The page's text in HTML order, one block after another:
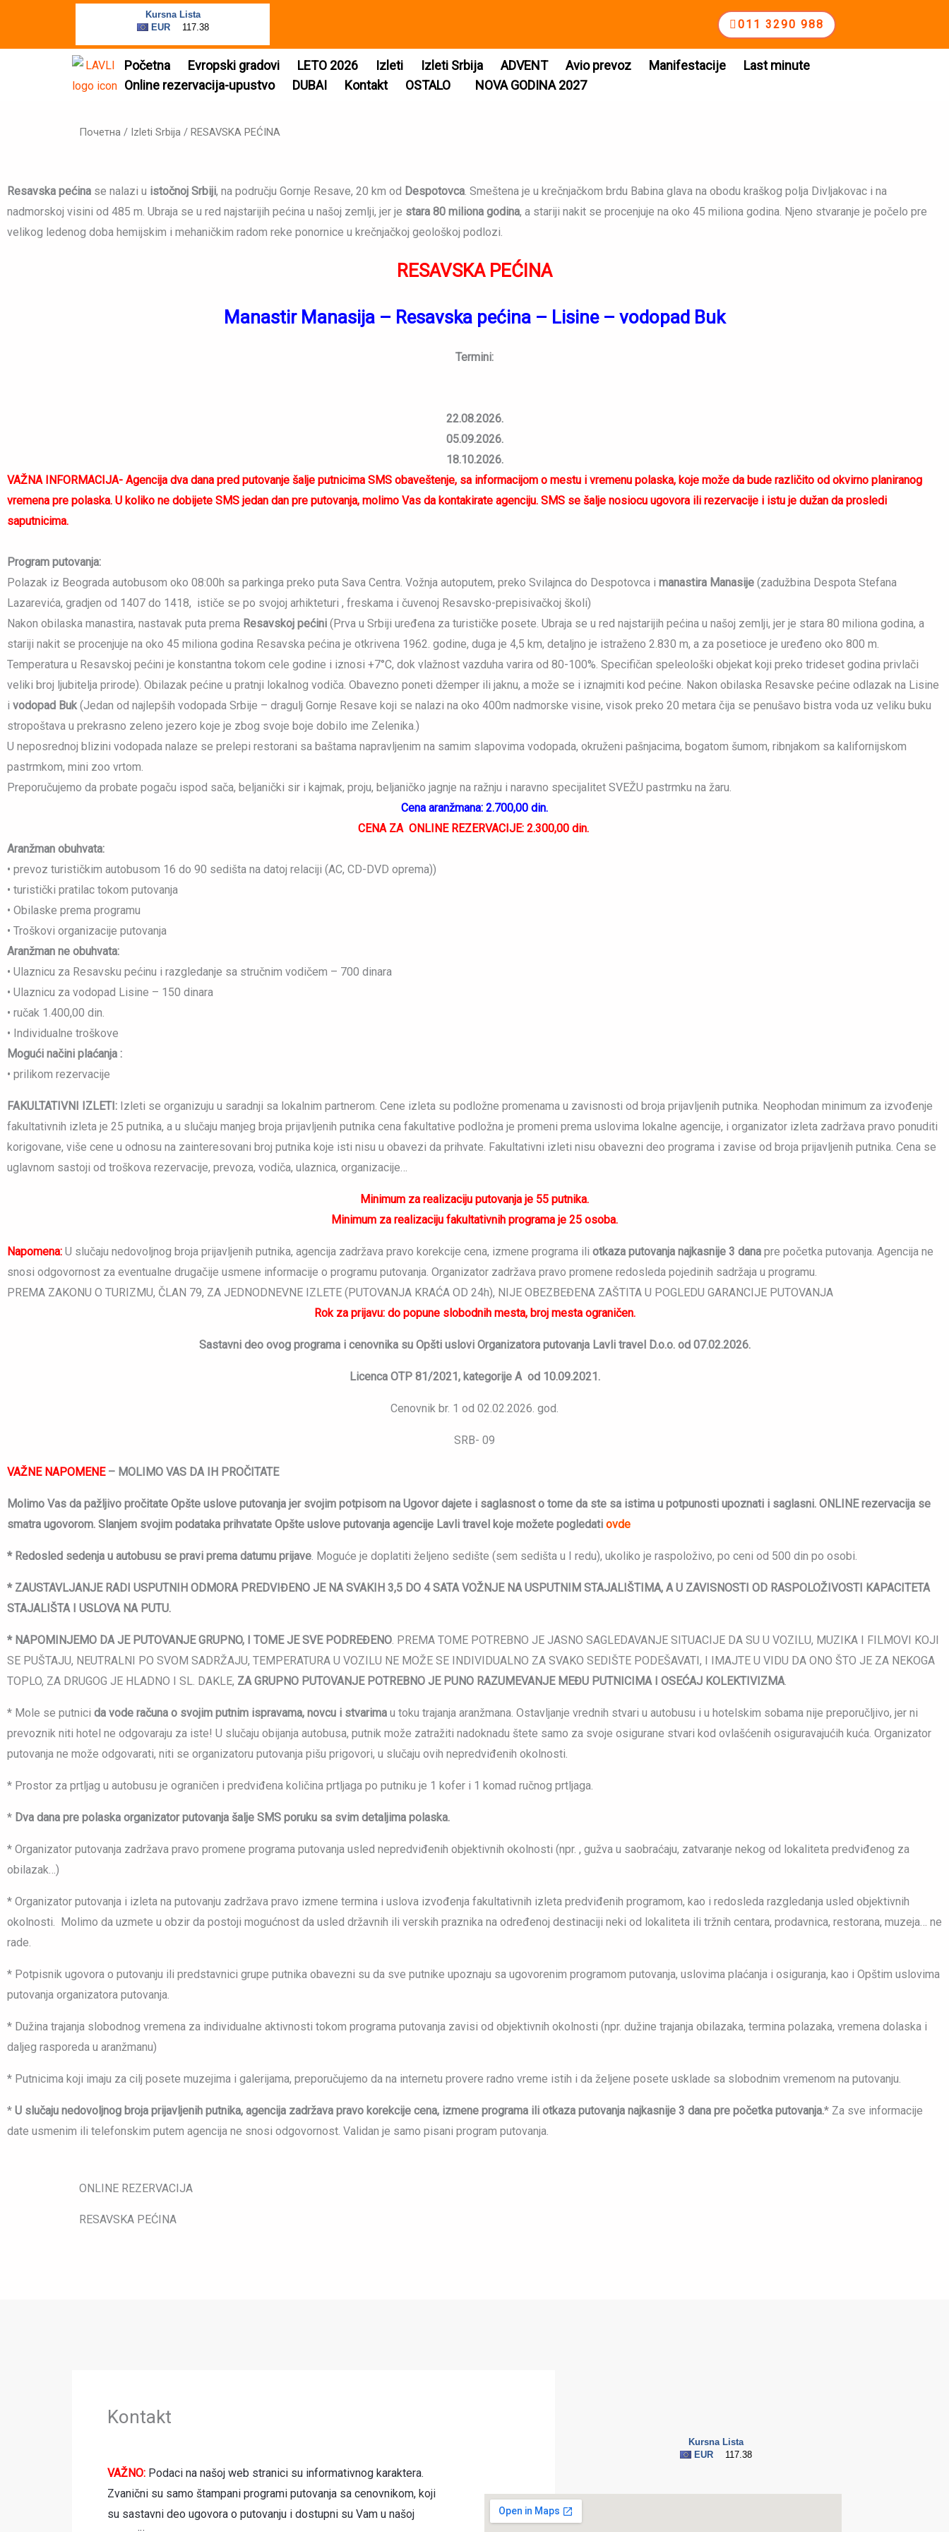
садржај
011 3290 988
Početna Evropski gradovi LETO 2026 Izleti Izleti Srbija ADVENT Avio prevoz Manifestacije
Last minute
Online rezervacija-upustvo
DUBAI Kontakt OSTALO NOVA GODINA 2027
Почетна / Izleti Srbija / RESAVSKA PEĆINA
Resavska pećina se nalazi u istočnoj Srbiji, na području Gornje Resave, 20 km od Despotovca . Smeštena je u krečnjačkom brdu Babina glava na obodu kraškog polja Divljakovac i na
nadmorskoj visini od 485 m. Ubraja se u red najstarijih pećina u našoj zemlji, jer je stara 80 miliona godina, a stariji nakit se procenjuje na oko 45 miliona godina. Njeno stvaranje je počelo pre
velikog ledenog doba hemijskim i mehaničkim radom reke ponornice u krečnjačkoj geološkoj podlozi.
RESAVSKA PEĆINA
Manastir Manasija – Resavska pećina – Lisine – vodopad Buk
Termini:
22.08.2026.
05.09.2026.
18.10.2026.
VAŽNA INFORMACIJA- Agencija dva dana pred putovanje šalje putnicima SMS obaveštenje, sa informacijom o mestu i vremenu polaska, koje može da bude različito od okvirno planiranog
vremena pre polaska. U koliko ne dobijete SMS jedan dan pre putovanja, molimo Vas da kontakirate agenciju. SMS se šalje nosiocu ugovora ili rezervacije i istu je dužan da prosledi
saputnicima.
Program putovanja:
Polazak iz Beograda autobusom oko 08:00h sa parkinga preko puta Sava Centra. Vožnja autoputem, preko Svilajnca do Despotovca i manastira Manasije (zadužbina Despota Stefana
Lazarevića, gradjen od 1407 do 1418, ističe se po svojoj arhikteturi , freskama i čuvenoj Resavsko-prepisivačkoj školi)
Nakon obilaska manastira, nastavak puta prema Resavskoj pećini (Prva u Srbiji uređena za turističke posete. Ubraja se u red najstarijih pećina u našoj zemlji, jer je stara 80 miliona godina, a
stariji nakit se procenjuje na oko 45 miliona godina Resavska pećina je otkrivena 1962. godine, duga je 4,5 km, detaljno je istraženo 2.830 m, a za posetioce je uređeno oko 800 m.
Temperatura u Resavskoj pećini je konstantna tokom cele godine i iznosi +7°C, dok vlažnost vazduha varira od 80-100%. Specifičan speleološki objekat koji preko trideset godina privlači
veliki broj ljubitelja prirode). Obilazak pećine u pratnji lokalnog vodiča. Obavezno poneti džemper ili jaknu, a može se i iznajmiti kod pećine. Nakon obilaska Resavske pećine odlazak na Lisine
i vodopad Buk(Jedan od najlepših vodopada Srbije – dragulj Gornje Resave koji se nalazi na oko 400m nadmorske visine, visok preko 20 metara čija se penušavo bistra voda uz veliku buku
stropoštava u prekrasno zeleno jezero koje je zbog svoje boje dobilo ime Zelenika.)
U neposrednoj blizini vodopada nalaze se prelepi restorani sa baštama napravljenim na samim slapovima vodopada, okruženi pašnjacima, bogatom šumom, ribnjakom sa kalifornijskom
pastrmkom, mini zoo vrtom.
Preporučujemo da probate pogaču ispod sača, beljanički sir i kajmak, proju, beljaničko jagnje na ražnju i naravno specijalitet SVEŽU pastrmku na žaru.
Cena aranžmana: 2.700,00 din.
CENA ZA ONLINE REZERVACIJE: 2.300,00 din.
Aranžman obuhvata:
• prevoz turističkim autobusom 16 do 90 sedišta na datoj relaciji (AC, CD-DVD oprema))
• turistički pratilac tokom putovanja
• Obilaske prema programu
• Troškovi organizacije putovanja
Aranžman ne obuhvata:
• Ulaznicu za Resavsku pećinu i razgledanje sa stručnim vodičem – 700 dinara
• Ulaznicu za vodopad Lisine – 150 dinara
• ručak 1.400,00 din.
• Individualne troškove
Mogući načini plaćanja :
• prilikom rezervacije
FAKULTATIVNI IZLETI: Izleti se organizuju u saradnji sa lokalnim partnerom. Cene izleta su podložne promenama u zavisnosti od broja prijavljenih putnika. Neophodan minimum za izvođenje
fakultativnih izleta je 25 putnika, a u slučaju manjeg broja prijavljenih putnika cena fakultative podložna je promeni prema uslovima lokalne agencije, i organizator izleta zadržava pravo ponuditi
korigovane, više cene u odnosu na zainteresovani broj putnika koje isti nisu u obavezi da prihvate. Fakultativni izleti nisu obavezni deo programa i zavise od broja prijavljenih putnika. Cena se
uglavnom sastoji od troškova rezervacije, prevoza, vodiča, ulaznica, organizacije…
Minimum za realizaciju putovanja je 55 putnika.
Minimum za realizaciju fakultativnih programa je 25 osoba.
Napomena: U slučaju nedovoljnog broja prijavljenih putnika, agencija zadržava pravo korekcije cena, izmene programa ili otkaza putovanja najkasnije 3 dana pre početka putovanja. Agencija ne
snosi odgovornost za eventualne drugačije usmene informacije o programu putovanja. Organizator zadržava pravo promene redosleda pojedinih sadržaja u programu.
PREMA ZAKONU O TURIZMU, ČLAN 79, ZA JEDNODNEVNE IZLETE (PUTOVANJA KRAĆA OD 24h), NIJE OBEZBEĐENA ZAŠTITA U POGLEDU GARANCIJE PUTOVANJA
Rok za prijavu: do popune slobodnih mesta, broj mesta ograničen.
Sastavni deo ovog programa i cenovnika su Opšti uslovi Organizatora putovanja Lavli travel D.o.o. od 07.02.2026.
Licenca OTP 81/2021, kategorije A od 10.09.2021.
Cenovnik br. 1 od 02.02.2026. god.
SRB- 09
VAŽNE NAPOMENE– MOLIMO VAS DA IH PROČITATE
Molimo Vas da pažljivo pročitate Opšte uslove putovanja jer svojim potpisom na Ugovor dajete i saglasnost o tome da ste sa istima u potpunosti upoznati i saglasni. ONLINE rezervacija se
smatra ugovorom. Slanjem svojim podataka prihvatate Opšte uslove putovanja agencije Lavli travel koje možete pogledati ovde
* Redosled sedenja u autobusu se pravi prema datumu prijave. Moguće je doplatiti željeno sedište (sem sedišta u I redu), ukoliko je raspoloživo, po ceni od 500 din po osobi.
* ZAUSTAVLJANJE RADI USPUTNIH ODMORA PREDVIĐENO JE NA SVAKIH 3,5 DO 4 SATA VOŽNJE NA USPUTNIM STAJALIŠTIMA, A U ZAVISNOSTI OD RASPOLOŽIVOSTI KAPACITETA
STAJALIŠTA I USLOVA NA PUTU.
* NAPOMINJEMO DA JE PUTOVANJE GRUPNO, I TOME JE SVE PODREĐENO. PREMA TOME POTREBNO JE JASNO SAGLEDAVANJE SITUACIJE DA SU U VOZILU, MUZIKA I FILMOVI KOJI
SE PUŠTAJU, NEUTRALNI PO SVOM SADRŽAJU, TEMPERATURA U VOZILU NE MOŽE SE INDIVIDUALNO ZA SVAKO SEDIŠTE PODEŠAVATI, I IMAJTE U VIDU DA ONO ŠTO JE ZA NEKOGA
TOPLO, ZA DRUGOG JE HLADNO I SL. DAKLE, ZA GRUPNO PUTOVANJE POTREBNO JE PUNO RAZUMEVANJE MEĐU PUTNICIMA I OSEĆAJ KOLEKTIVIZMA.
* Mole se putnici da vode računa o svojim putnim ispravama, novcu i stvarima u toku trajanja aranžmana. Ostavljanje vrednih stvari u autobusu i u hotelskim sobama nije preporučljivo, jer ni
prevoznik niti hotel ne odgovaraju za iste! U slučaju obijanja autobusa, putnik može zatražiti nadoknadu štete samo za svoje osigurane stvari kod ovlašćenih osiguravajućih kuća. Organizator
putovanja ne može odgovarati, niti se organizatoru putovanja pišu prigovori, u slučaju ovih nepredviđenih okolnosti.
* Prostor za prtljag u autobusu je ograničen i predviđena količina prtljaga po putniku je 1 kofer i 1 komad ručnog prtljaga.
* Dva dana pre polaska organizator putovanja šalje SMS poruku sa svim detaljima polaska.
* Organizator putovanja zadržava pravo promene programa putovanja usled nepredviđenih objektivnih okolnosti (npr. , gužva u saobraćaju, zatvaranje nekog od lokaliteta predviđenog za
obilazak…)
* Organizator putovanja i izleta na putovanju zadržava pravo izmene termina i uslova izvođenja fakultativnih izleta predviđenih programom, kao i redosleda razgledanja usled objektivnih
okolnosti. Molimo da uzmete u obzir da postoji mogućnost da usled državnih ili verskih praznika na određenoj destinaciji neki od lokaliteta ili tržnih centara, prodavnica, restorana, muzeja… ne
rade.
* Potpisnik ugovora o putovanju ili predstavnici grupe putnika obavezni su da sve putnike upoznaju sa ugovorenim programom putovanja, uslovima plaćanja i osiguranja, kao i Opštim uslovima
putovanja organizatora putovanja.
* Dužina trajanja slobodnog vremena za individualne aktivnosti tokom programa putovanja zavisi od objektivnih okolnosti (npr. dužine trajanja obilazaka, termina polazaka, vremena dolaska i
daljeg rasporeda u aranžmanu)
* Putnicima koji imaju za cilj posete muzejima i galerijama, preporučujemo da na internetu provere radno vreme istih i da željene posete usklade sa slobodnim vremenom na putovanju.
* U slučaju nedovoljnog broja prijavljenih putnika, agencija zadržava pravo korekcije cena, izmene programa ili otkaza putovanja najkasnije 3 dana pre početka putovanja.* Za sve informacije
date usmenim ili telefonskim putem agencija ne snosi odgovornost. Validan je samo pisani program putovanja.
ONLINE REZERVACIJA
RESAVSKA PEĆINA
Kontakt
VAŽNO: Podaci na našoj web stranici su informativnog karaktera.
Zvanični su samo štampani programi putovanja sa cenovnikom, koji
su sastavni deo ugovora o putovanju i dostupni su Vam u našoj